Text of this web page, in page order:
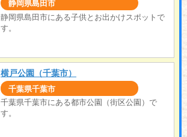
静岡県島田市
静岡県島田市にある子供とお出かけスポットで
す。
横戸公園（千葉市）
千葉県千葉市
千葉県千葉市にある都市公園（街区公園）で
す。